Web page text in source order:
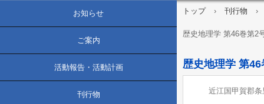
トップ › 刊行物 ›
歴史地理学 第46巻第2
歴史地理学 第
近江国甲賀郡
お知らせ
ご案内
活動報告・活動計画
刊行物